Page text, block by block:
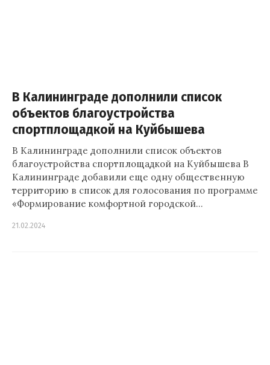
В Калининграде дополнили список
объектов благоустройства
спортплощадкой на Куйбышева
В Калининграде дополнили список объектов
благоустройства спортплощадкой на Куйбышева В
Калининграде добавили еще одну общественную
территорию в список для голосования по программе
«Формирование комфортной городской…
21.02.2024